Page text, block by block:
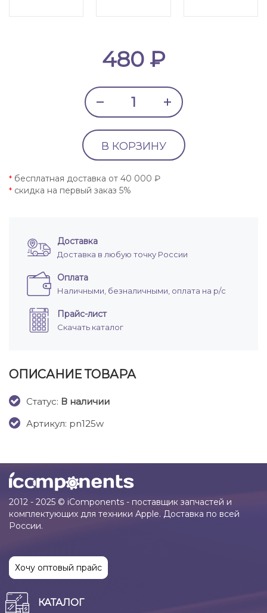
480 ₽
В КОРЗИНУ
* бесплатная доставка от 40 000 ₽
* скидка на первый заказ 5%
Доставка
Доставка в любую точку России
Оплата
Наличными, безналичными, оплата на р/с
Прайс-лист
Скачать каталог
ОПИСАНИЕ ТОВАРА
Cтатус: В наличии
Артикул: pn125w
2012 - 2025 © iComponents - поставщик запчастей и
комплектующих для техники Apple. Доставка по всей
России.
Хочу оптовый прайс
КАТАЛОГ